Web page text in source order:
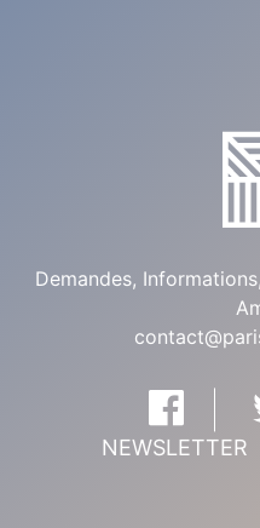
Demandes,
NEWSLETTER